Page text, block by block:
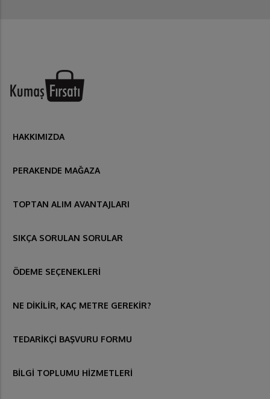
HAKKIMIZDA
PERAKENDE MAĞAZA
TOPTAN ALIM AVANTAJLARI
SIKÇA SORULAN SORULAR
ÖDEME SEÇENEKLERİ
NE DİKİLİR, KAÇ METRE GEREKİR?
TEDARİKÇİ BAŞVURU FORMU
BİLGİ TOPLUMU HİZMETLERİ